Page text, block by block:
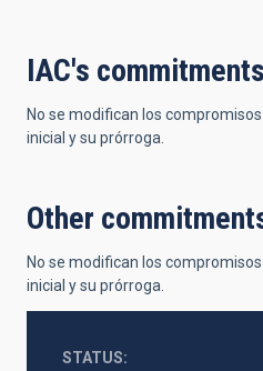
IAC's commitments
No se modifican los
inicial y su prórroga.
Other
No se modifican los
inicial y su prórroga.
STATUS